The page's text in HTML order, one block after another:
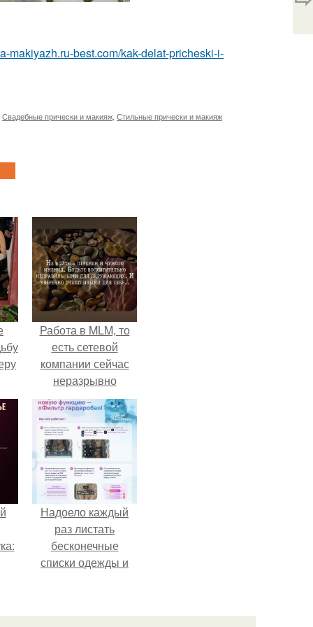
makiyazh.ru-best.com/kak-delat-pricheski-i-
Свадебные прически и макияж Стильные прически и макияж
Работа в MLM, то
есть сетевой
компании сейчас
неразрывно
связана с создание
своего контента,
своей страницы в
соц сетях.
Надоело каждый
раз листать
бесконечные
списки одежды и
кусочкам?